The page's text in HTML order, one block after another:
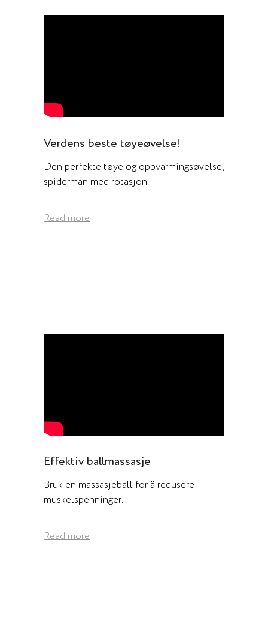
Verdens beste tøyeøvelse!
Den perfekte tøye og oppvarmingsøvelse,
spiderman med rotasjon.
Read more
Effektiv ballmassasje
Bruk en massasjeball for å redusere
muskelspenninger.
Read more